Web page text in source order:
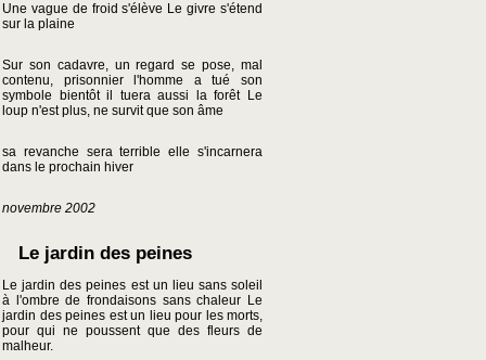
Une vague de froid s'élève Le givre s'étend
sur la plaine
Sur son cadavre, un regard se pose, mal
contenu, prisonnier l'homme a tué son
symbole bientôt il tuera aussi la forêt Le
loup n'est plus, ne survit que son âme
sa revanche sera terrible elle s'incarnera
dans le prochain hiver
novembre 2002
Le jardin des peines
Le jardin des peines est un lieu sans soleil
à l'ombre de frondaisons sans chaleur Le
jardin des peines est un lieu pour les morts,
pour qui ne poussent que des fleurs de
malheur.